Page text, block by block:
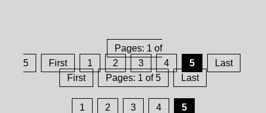
Pages: 1 of
5
First 1 2 3 4 5
Last
First
Pages: 1 of 5 Last
1 2 3 4
5